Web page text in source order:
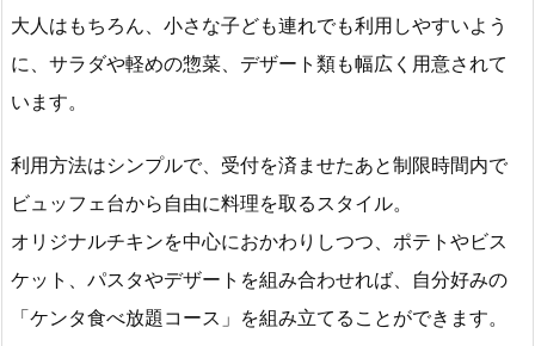
大人はもちろん、小さな子ども連れでも利用しやすいよう
に、サラダや軽めの惣菜、デザート類も幅広く用意されて
います。
利用方法はシンプルで、受付を済ませたあと制限時間内で
ビュッフェ台から自由に料理を取るスタイル。
オリジナルチキンを中心におかわりしつつ、ポテトやビス
ケット、パスタやデザートを組み合わせれば、自分好みの
「ケンタ食べ放題コース」を組み立てることができます。